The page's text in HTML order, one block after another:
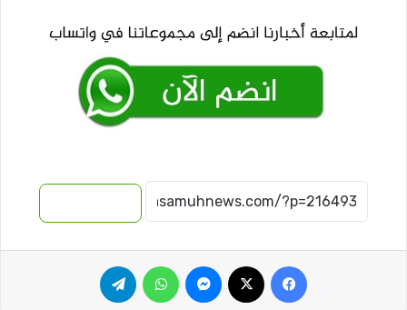
فيسبوك ماسنجر واتساب